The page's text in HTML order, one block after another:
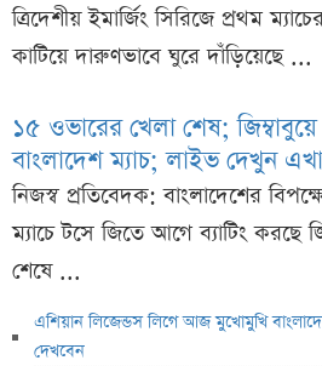
ত্রিদেশীয় ইমার্জিং সিরিজে প্রথম
কাটিয়ে দারুণভাবে ঘুরে দাঁড়িয়েছে ...
১৫ ওভারের খেলা শেষ;
বাংলাদেশ ম্যাচ; লাইভ দেখুন
নিজস্ব প্রতিবেদক: বাংলাদেশের
ম্যাচে টসে জিতে আগে ব্যাটিং করছে
শেষে ...
এশিয়ান লিজেন্ডস লিগে আজ মুখোমুখি
দেখবেন